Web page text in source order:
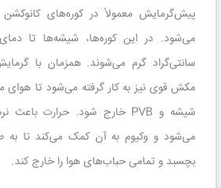
پیش‌گرمایش معمولاً در کوره‌های کانوکشن
سانتی‌گراد گرم می‌شوند. همزمان با
مکش قوی نیز به کار گرفته می‌شود تا
می‌شود و وکیوم به آن کمک می‌کند تا
بچسبد و تمامی حباب‌های هوا را خارج کند.